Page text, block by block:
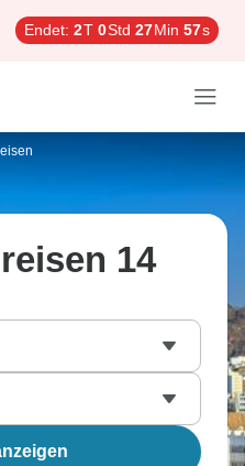
Endet: 2T 0Std 27Min 57s
14